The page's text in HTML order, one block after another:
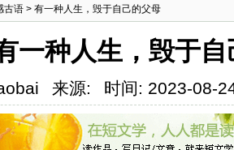
古语 > 有一种人生，毁于自己的父母
一种人生，毁于
来源: 时间: 2023-08-